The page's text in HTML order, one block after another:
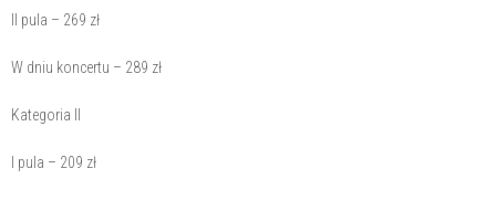
II pula – 269 zł
W dniu koncertu – 289 zł
Kategoria II
I pula – 209 zł